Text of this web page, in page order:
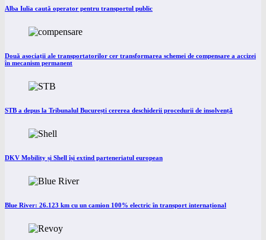
Alba Iulia caută operator pentru transportul public
Două asociații ale transportatorilor cer transformarea schemei de compensare a accizei
în mecanism permanent
STB a depus la Tribunalul București cererea deschiderii procedurii de insolvență
DKV Mobility și Shell își extind parteneriatul european
Blue River: 26.123 km cu un camion 100% electric în transport internațional